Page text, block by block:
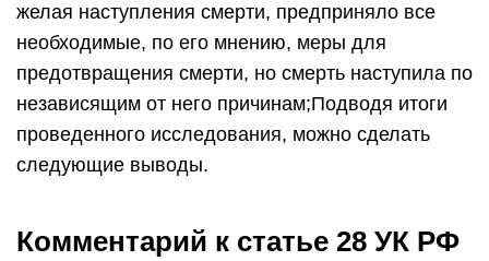
желая наступления смерти, предприняло все
необходимые, по его мнению, меры для
предотвращения смерти, но смерть наступила по
независящим от него причинам;Подводя итоги
проведенного исследования, можно сделать
следующие выводы.
Комментарий к статье 28 УК РФ